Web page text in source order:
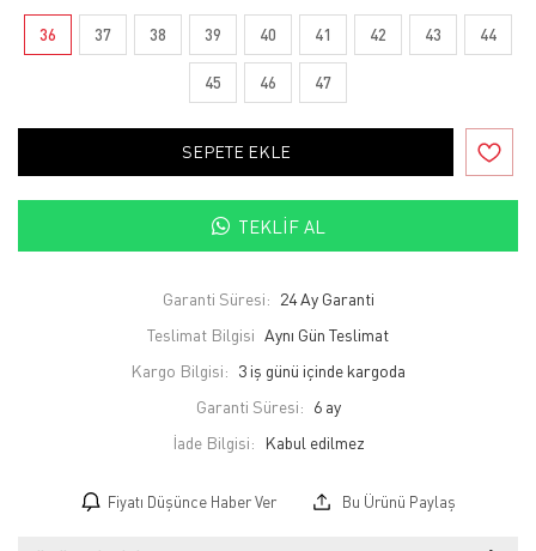
36 37 38 39 40 41 42 43 44
45 46 47
SEPETE EKLE
TEKLIF AL
Garanti Süresi: 24 Ay Garanti
Teslimat Bilgisi Aynı Gün Teslimat
Kargo Bilgisi: 3 iş günü içinde kargoda
Garanti Süresi: 6 ay
İade Bilgisi:
Fiyatı Düşünce Haber Ver Bu Ürünü Paylaş